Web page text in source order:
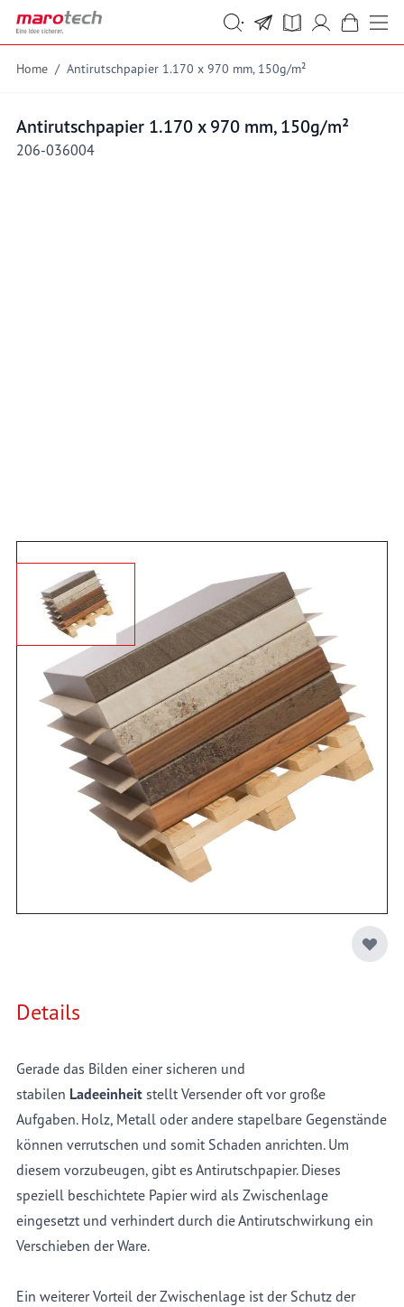
Skip to Content
Suche
Suche
Home / Antirutschpapier 1.170 x 970 mm, 150g/m²
Antirutschpapier 1.170 x 970 mm, 150g/m²
206-036004
Angebot anfordern
Antirutschpapierhandelt es sich um ein Papier,
welches mit einer speziellen Beschichtung
rutschhemmende Wirkung bekommt. Dieses
Antirutschpapier ist als Zwischenlage zu verwenden. Diese
stabilisiert die Palettenware und bildet so eine stabile
Ladeeinheit. Somit gibt es kein Verschieben oder
Details
Gerade das Bilden einer sicheren und
stabilen Ladeeinheitstellt Versender oft vor große
Aufgaben. Holz, Metall oder andere stapelbare Gegenstände
können verrutschen und somit Schaden anrichten. Um
diesem vorzubeugen, gibt es Antirutschpapier. Dieses
speziell beschichtete Papier wird als Zwischenlage
eingesetzt und verhindert durch die Antirutschwirkung ein
Verschieben der Ware.
Ein weiterer Vorteil der Zwischenlage ist der Schutz der